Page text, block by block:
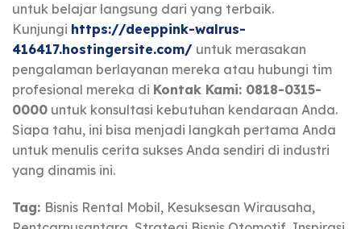
untuk belajar langsung dari yang terbaik.
Kunjungi https://deeppink-walrus-
416417.hostingersite.com/ untuk merasakan
pengalaman berlayanan mereka atau hubungi tim
profesional mereka di Kontak Kami: 0818-0315-
0000 untuk konsultasi kebutuhan kendaraan Anda.
Siapa tahu, ini bisa menjadi langkah pertama Anda
untuk menulis cerita sukses Anda sendiri di industri
yang dinamis ini.
Tag: Bisnis Rental Mobil, Kesuksesan Wirausaha,